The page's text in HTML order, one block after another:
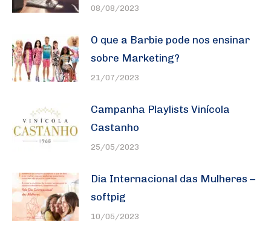
08/08/2023
O que a Barbie pode nos ensinar
sobre Marketing?
21/07/2023
Campanha Playlists Vinícola
Castanho
25/05/2023
Dia Internacional das Mulheres –
softpig
10/05/2023